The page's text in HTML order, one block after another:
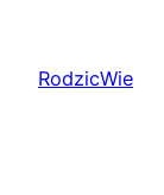
treściRodzicWie